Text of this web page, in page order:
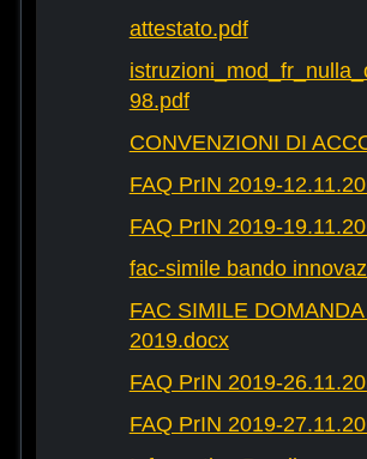
attestato.pdf
98.pdf
CONVENZIONI DI
FAQ PrIN 2019-
FAQ PrIN 2019-
fac-simile bando
FAC SIMILE
2019.docx
FAQ PrIN 2019-
FAQ PrIN 2019-